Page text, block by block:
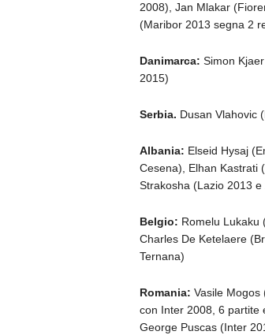
2008), Jan Mlakar
(Maribor 2013 segna 2
Danimarca: Simon
2015)
Serbia. Dusan Vlahovic
Albania: Elseid Hysaj
Cesena), Elhan Kastrati
Strakosha (Lazio 2013 e
Belgio: Romelu Lukaku
Charles De Ketelaere
Ternana)
Romania: Vasile Mogos
con Inter 2008, 6 partite
George Puscas (Inter